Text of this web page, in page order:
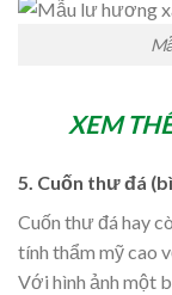
XEM
5. Cuốn thư đá
Cuốn thư đá hay
tính thẩm mỹ cao
Với hình ảnh một